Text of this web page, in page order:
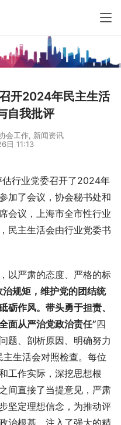
开2024年民主生活
自我批评
会工作 新闻资讯
日 11:13
行业党委召开了2024年
加了会议，协会秘书处和
会议，上海市全市性行业
民主生活会由行业党委书
以严肃的态度、严格的标
规矩，维护党的团结统
砺作风。带头勇于担责、
面从严治党政治责任”四
题、剖析原因、明确努力
生活会对照检查。每位
工作实际，深挖思想根
间直接了当提意见，严肃
坚定理想信念，为推动评